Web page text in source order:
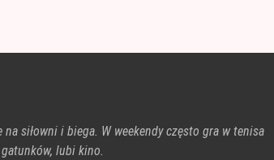
siłowni i biega. W weekendy często gra w tenisa
lubi kino.